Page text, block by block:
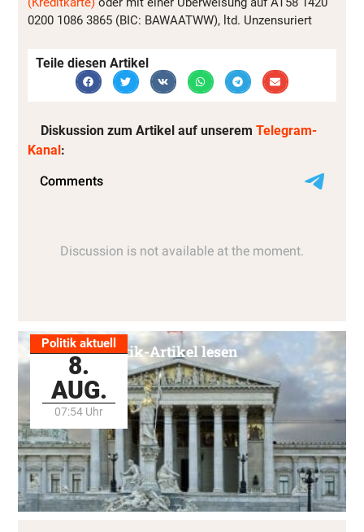
0200 1086 3865 (BIC: BAWAATWW), ltd. Unzensuriert
Teile diesen Artikel
Diskussion zum Artikel auf unserem Telegram-
Kanal:
Politik aktuell
8.
AUG.
07:54 Uhr
Alle Politik-Artikel lesen